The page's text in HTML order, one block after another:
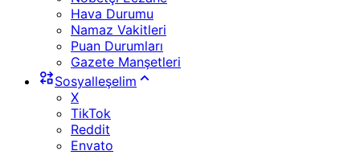
Hava Durumu
Namaz Vakitleri
Puan Durumları
Gazete Manşetleri
Sosyalleşelim
X
TikTok
Reddit
Envato